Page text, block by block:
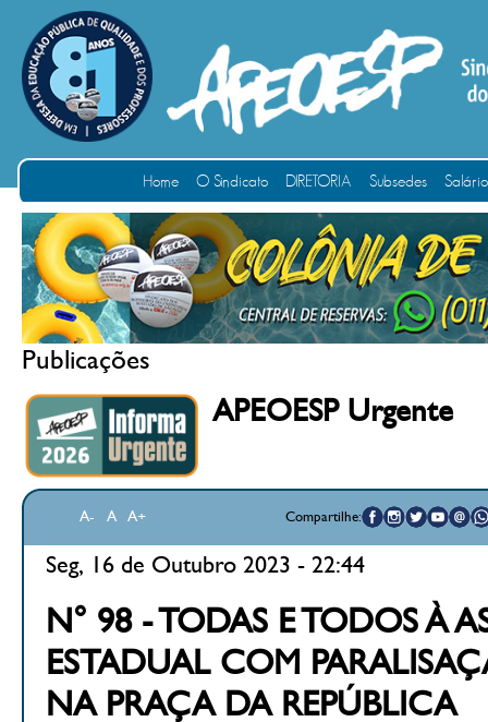
Home O Sindicato DIRETORIA Subsedes
Publicações
APEOESP Urgente
A- A A+ Compartilhe:
Seg, 16 de Outubro 2023 - 22:44
N° 98 - TODAS E TODOS À
ESTADUAL COM
NA PRAÇA DA REPÚBLICA